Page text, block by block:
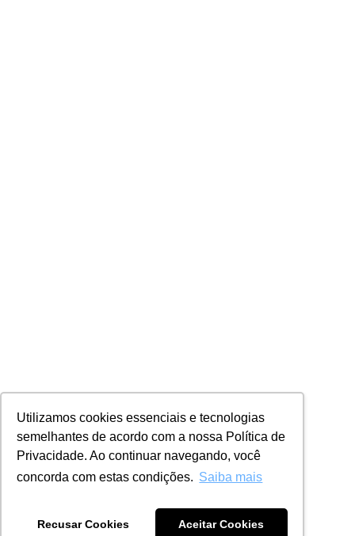
Utilizamos cookies essenciais e tecnologias
semelhantes de acordo com a nossa Política de
Privacidade. Ao continuar navegando, você
concorda com estas condições. Saiba mais
Recusar Cookies Aceitar Cookies